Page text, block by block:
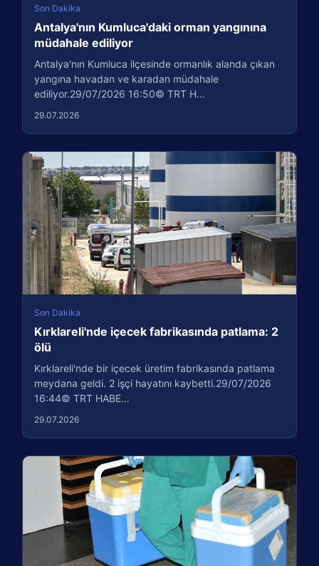
Son Dakika
Antalya'nın Kumluca'daki orman yangınına
müdahale ediliyor
Antalya'nın Kumluca ilçesinde ormanlık alanda çıkan
yangına havadan ve karadan müdahale
ediliyor.29/07/2026 16:50© TRT H...
29.07.2026
Son Dakika
Kırklareli'nde içecek fabrikasında patlama: 2
ölü
Kırklareli'nde bir içecek üretim fabrikasında patlama
meydana geldi. 2 işçi hayatını kaybetti.29/07/2026
16:44© TRT HABE...
29.07.2026